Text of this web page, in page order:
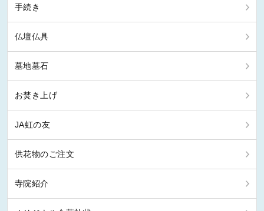
手続き
仏壇仏具
墓地墓石
お焚き上げ
JA虹の友
供花物のご注文
寺院紹介